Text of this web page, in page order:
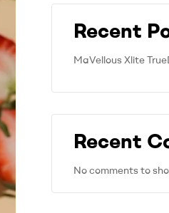
Recent
MaVellous Xlite
Recent
No comments to